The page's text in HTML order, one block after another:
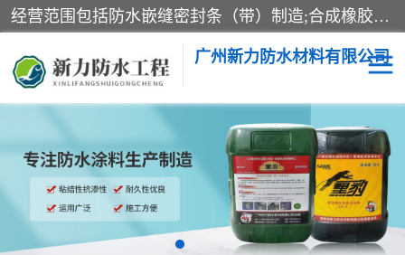
经营范围包括防水嵌缝密封条（带）制造;合成橡胶制造（监控化学品、危险化学品除外）;沥青混合物制造;防水胶粘带制造;其他合成材料制造（监控化学品、危险化学品除外）;涂料制造（监控化学品、危险化学品除外）;建筑结构防水补漏;防水建筑材料制造;粘合剂制造（监控化学品、危险化学品除外）;涂料零售;广州新力防水材料有限公司具有1处分支机构。
广州新力防水材料有限公司
黑豹防水胶 建筑108胶水
乳化沥青防水涂料 自粘卷材
非固化橡胶防水涂料